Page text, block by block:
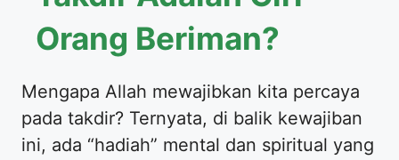
Orang Beriman?
Mengapa Allah mewajibkan kita percaya
pada takdir? Ternyata, di balik kewajiban
ini, ada “hadiah” mental dan spiritual yang